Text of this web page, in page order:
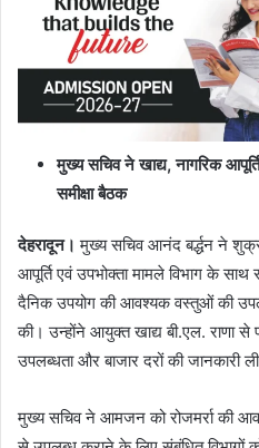
मुख्य सचिव ने खाद्य,नागरिक
समीक्षा बैठक
देहरादून। मुख्य सचिव आनंद बर्द्धन ने
आपूर्ति एवं उपभोक्ता मामले विभाग के
दैनिक उपयोग की आवश्यक वस्तुओं की
की। उन्होंने आयुक्त खाद्य बी.एल.
उपलब्धता और बाजार दरों की जानकारी
मुख्य सचिव ने आमजन को रोजमर्रा की